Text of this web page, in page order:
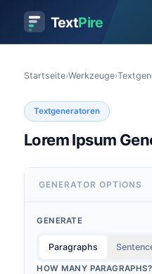
TextPire
Startseite›Werkzeuge›
Textgeneratoren
Lorem Ipsum
GENERATOR OPTIONS
GENERATE
Paragraphs
HOW MANYPARAGRAPHS?